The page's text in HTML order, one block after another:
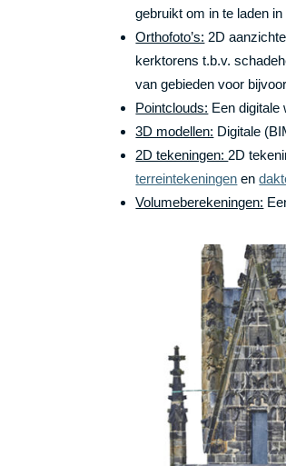
gebruikt om in te laden
Orthofoto’s: 2D
kerktorens t.b.v.
van gebieden voor
Pointclouds: Een digitale
3D modellen: Digitale
2D tekeningen: 2D
terreintekeningen en
Volumeberekeningen: